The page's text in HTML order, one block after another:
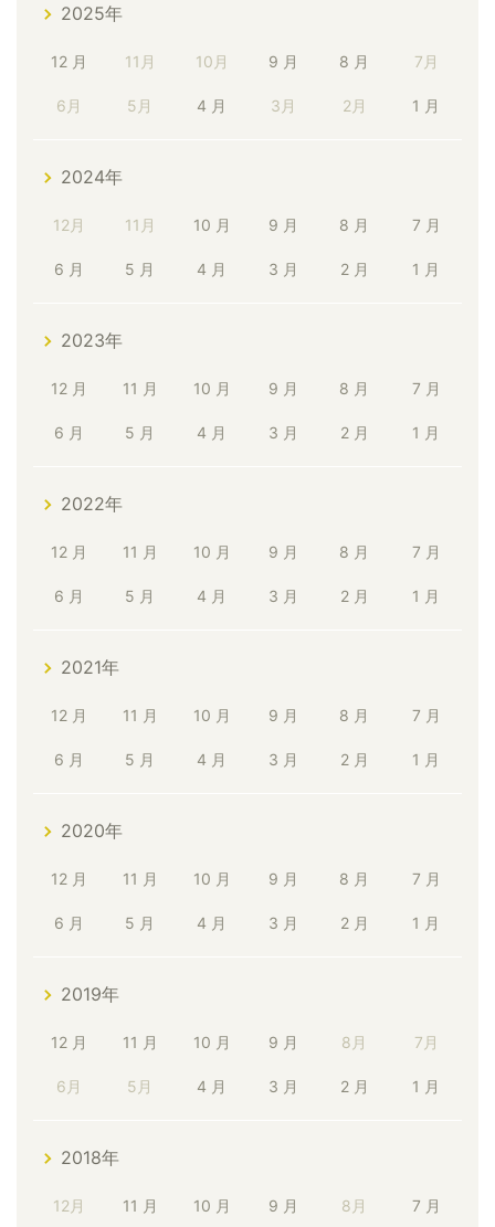
2025年
12 月 11月 10月 9 月 8 月 7月
6月 5月 4 月 3月 2月 1 月
2024年
12月 11月 10 月 9 月 8 月 7 月
6 月 5 月 4 月 3 月 2 月 1 月
2023年
12 月 11 月 10 月 9 月 8 月 7 月
6 月 5 月 4 月 3 月 2 月 1 月
2022年
12 月 11 月 10 月 9 月 8 月 7 月
6 月 5 月 4 月 3 月 2 月 1 月
2021年
12 月 11 月 10 月 9 月 8 月 7 月
6 月 5 月 4 月 3 月 2 月 1 月
2020年
12 月 11 月 10 月 9 月 8 月 7 月
6 月 5 月 4 月 3 月 2 月 1 月
2019年
12 月 11 月 10 月 9 月 8月 7月
6月 5月 4 月 3 月 2 月 1 月
2018年
12月 11 月 10 月 9 月 8月 7 月